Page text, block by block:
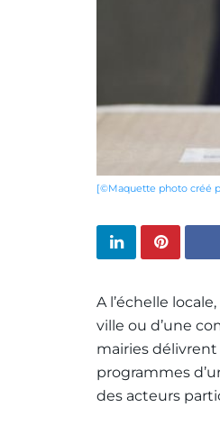
[©Maquette photo créé
A l’échelle
ville ou d’une
mairies
programmes
des acteurs